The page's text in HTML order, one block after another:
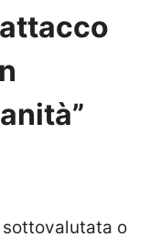
sottovalutata o